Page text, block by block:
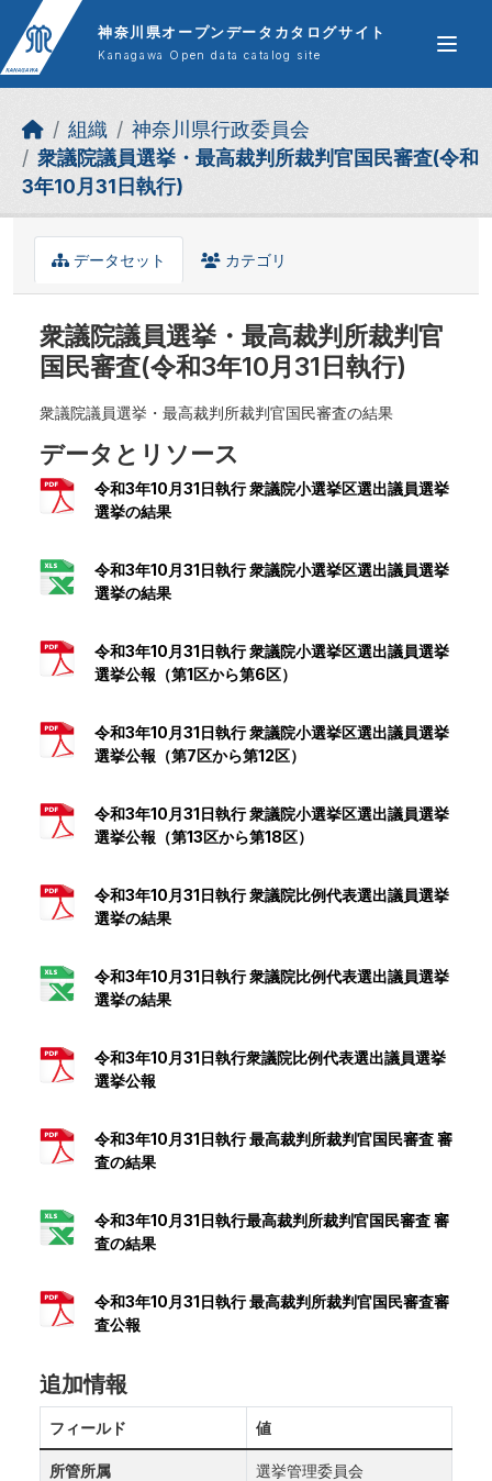
Skip to main content
神奈川県オープンデータカタログサイト
Kanagawa Open data catalog site
組織
神奈川県行政委員会
衆議院議員選挙・最高裁判所裁判官国民審査(令和
3年10月31日執行)
データセット カテゴリ
衆議院議員選挙・最高裁判所裁判官
国民審査(令和3年10月31日執行)
衆議院議員選挙・最高裁判所裁判官国民審査の結果
データとリソース
令和3年10月31日執行 衆議院小選挙区選出議員選挙
選挙の結果
令和3年10月31日執行 衆議院小選挙区選出議員選挙
選挙の結果
令和3年10月31日執行 衆議院小選挙区選出議員選挙
選挙公報（第1区から第6区）
令和3年10月31日執行 衆議院小選挙区選出議員選挙
選挙公報（第7区から第12区）
令和3年10月31日執行 衆議院小選挙区選出議員選挙
選挙公報（第13区から第18区）
令和3年10月31日執行 衆議院比例代表選出議員選挙
選挙の結果
令和3年10月31日執行 衆議院比例代表選出議員選挙
選挙の結果
令和3年10月31日執行衆議院比例代表選出議員選挙
選挙公報
令和3年10月31日執行 最高裁判所裁判官国民審査 審
査の結果
令和3年10月31日執行最高裁判所裁判官国民審査 審
査の結果
令和3年10月31日執行 最高裁判所裁判官国民審査審
査公報
追加情報
フィールド 値
所管所属 選挙管理委員会